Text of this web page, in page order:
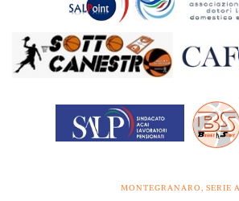
MONTEGRANARO, SERIE A